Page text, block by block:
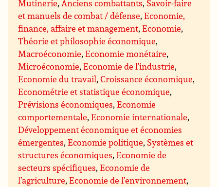
Mutinerie,Anciens combattants, Savoir-faire
et manuels de combat / défense,Economie,
finance, affaire et management,Economie,
Théorie et philosophie économique,
Macroéconomie,Economie monétaire,
Microéconomie,Economie de l’industrie,
Economie du travail,Croissance économique,
Econométrie et statistique économique,
Prévisions économiques,Economie
comportementale,Economie internationale,
Développement économique et économies
émergentes,Economie politique, Systèmes et
structures économiques,Economie de
secteurs spécifiques,Economie de
l’agriculture,Economie de l’environnement,